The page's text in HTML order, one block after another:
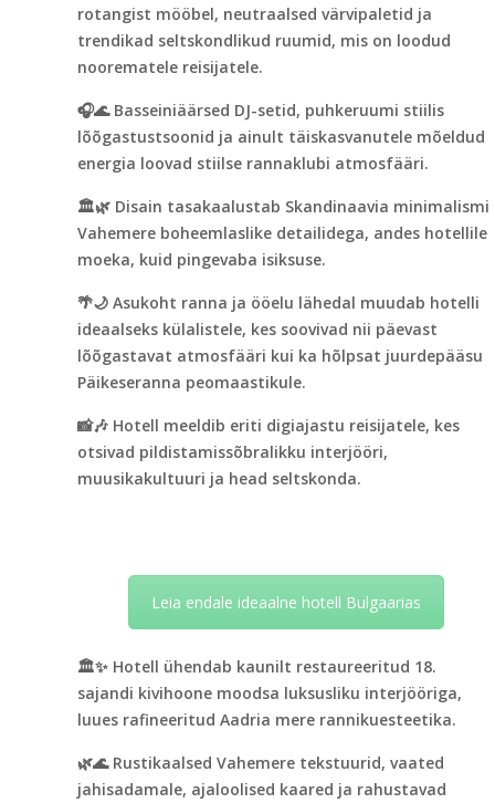
rotangist mööbel, neutraalsed värvipaletid ja
trendikad seltskondlikud ruumid, mis on loodud
noorematele reisijatele.
🎧🌊 Basseiniäärsed DJ-setid, puhkeruumi stiilis
lõõgastustsoonid ja ainult täiskasvanutele mõeldud
energia loovad stiilse rannaklubi atmosfääri.
🏛️🌿 Disain tasakaalustab Skandinaavia minimalismi
Vahemere boheemlaslike detailidega, andes hotellile
moeka, kuid pingevaba isiksuse.
🌴🌙 Asukoht ranna ja ööelu lähedal muudab hotelli
ideaalseks külalistele, kes soovivad nii päevast
lõõgastavat atmosfääri kui ka hõlpsat juurdepääsu
Päikeseranna peomaastikule.
📸🎶 Hotell meeldib eriti digiajastu reisijatele, kes
otsivad pildistamissõbralikku interjööri,
muusikakultuuri ja head seltskonda.
Leia endale ideaalne hotell Bulgaarias
🏛️✨ Hotell ühendab kaunilt restaureeritud 18.
sajandi kivihoone moodsa luksusliku interjööriga,
luues rafineeritud Aadria mere rannikuesteetika.
🌿🌊 Rustikaalsed Vahemere tekstuurid, vaated
jahisadamale, ajaloolised kaared ja rahustavad